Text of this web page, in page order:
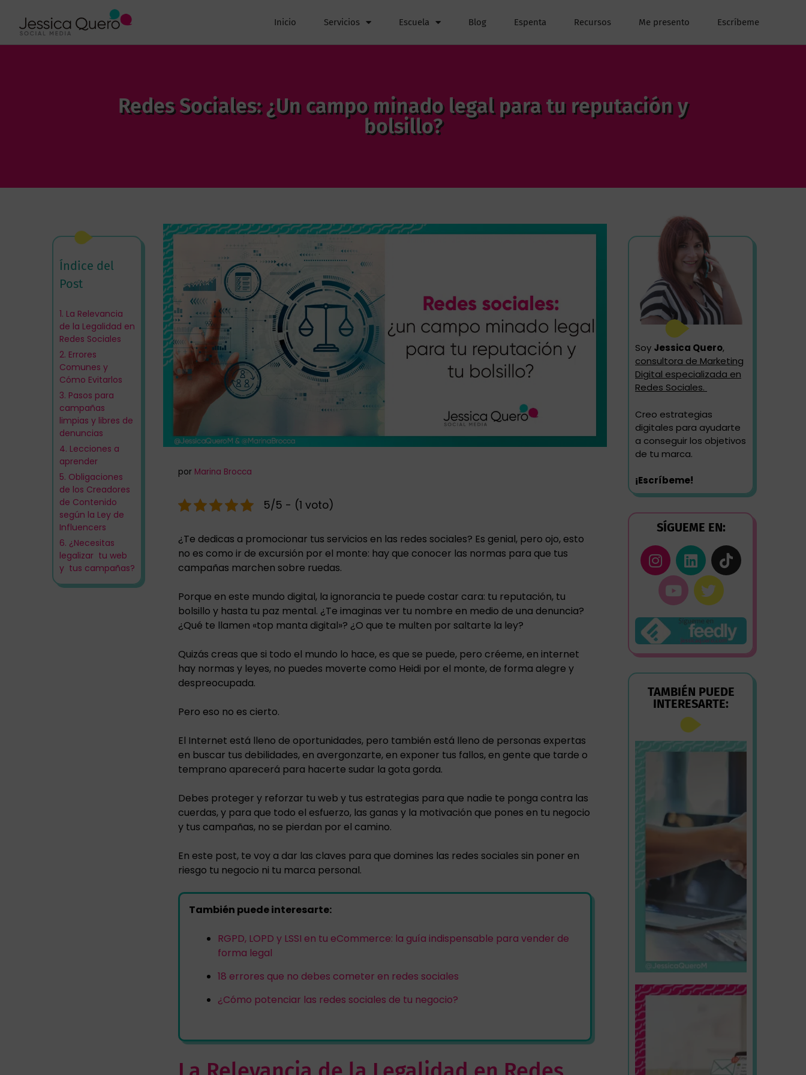
Inicio Servicios Escuela Blog Espenta Recursos Me presento Escríbeme
Redes Sociales: ¿Un campo minado legal para tu reputación y
bolsillo?
por Marina Brocca
5/5 - (1 voto)
¿Te dedicas a promocionar tus servicios en las redes sociales? Es genial, pero ojo, esto
no es como ir de excursión por el monte: hay que conocer las normas para que tus
campañas marchen sobre ruedas.
Porque en este mundo digital, la ignorancia te puede costar cara: tu reputación, tu
bolsillo y hasta tu paz mental. ¿Te imaginas ver tu nombre en medio de una denuncia?
¿Qué te llamen «top manta digital»? ¿O que te multen por saltarte la ley?
Quizás creas que si todo el mundo lo hace, es que se puede, pero créeme, en internet
hay normas y leyes, no puedes moverte como Heidi por el monte, de forma alegre y
despreocupada.
Pero eso no es cierto.
El Internet está lleno de oportunidades, pero también está lleno de personas expertas
en buscar tus debilidades, en avergonzarte, en exponer tus fallos, en gente que tarde o
temprano aparecerá para hacerte sudar la gota gorda.
Debes proteger y reforzar tu web y tus estrategias para que nadie te ponga contra las
cuerdas, y para que todo el esfuerzo, las ganas y la motivación que pones en tu negocio
y tus campañas, no se pierdan por el camino.
En este post, te voy a dar las claves para que domines las redes sociales sin poner en
riesgo tu negocio ni tu marca personal.
También puede interesarte:
RGPD, LOPD y LSSI en tu eCommerce: la guía indispensable para vender de
forma legal
18 errores que no debes cometer en redes sociales
¿Cómo potenciar las redes sociales de tu negocio?
Índice del
Post
1. La Relevancia
de la Legalidad en
Redes Sociales
2. Errores
Comunes y
Cómo Evitarlos
3. Pasos para
campañas
limpias y libres de
denuncias
4. Lecciones a
aprender
5. Obligaciones
de los Creadores
de Contenido
según la Ley de
Influencers
6. ¿Necesitas
legalizar tu web
y tus campañas?
Soy Jessica Quero,
consultora de Marketing
Digital especializada en
Redes Sociales.
Creo estrategias
digitales para ayudarte
a conseguir los objetivos
de tu marca.
¡Escríbeme!
SÍGUEME EN:
TAMBIÉN PUEDE
INTERESARTE: